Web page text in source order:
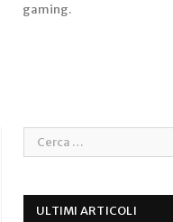
gaming.
ULTIMI ARTICOLI